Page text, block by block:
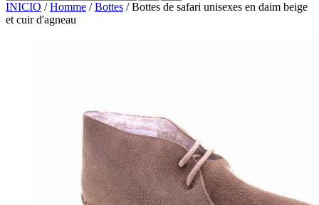
INICIO /Homme /Bottes /Bottes de safari unisexes en daim beige
et cuir d'agneau